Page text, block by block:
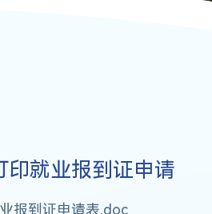
印就业报到证申请
报到证申请表.doc